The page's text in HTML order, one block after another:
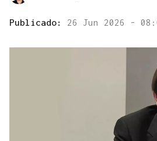
Publicado: 26 Jun 2026 -